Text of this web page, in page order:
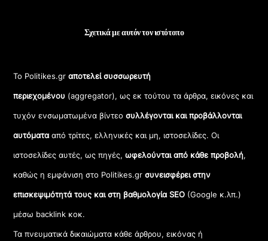
Σχετικά με αυτόν τον ιστότοπο
Το Politikes.grαποτελεί συσσωρευτή
περιεχομένου (aggregator), ως εκ τούτου τα άρθρα, εικόνες και
τυχόν ενσωματωμένα βίντεοσυλλέγονται και προβάλλονται
αυτόματααπό τρίτες, ελληνικές και μη, ιστοσελίδες. Οι
ιστοσελίδες αυτές, ως πηγές,ωφελούνται από κάθε προβολή,
καθώς η εμφάνιση στο Politikes.gr συνεισφέρει στην
επισκεψιμότητά τους και στη βαθμολογία SEO (Google κ.λπ.)
μέσω backlink κοκ.
Τα πνευματικά δικαιώματα κάθε άρθρου, εικόνας ή